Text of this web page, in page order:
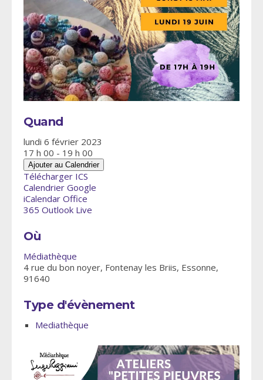
Quand
lundi 6 février 2023
17 h 00 - 19 h 00
Ajouter au Calendrier
Télécharger ICS
Calendrier Google
iCalendar Office
365 Outlook Live
Où
Médiathèque
4 rue du bon noyer, Fontenay les Briis, Essonne,
91640
Type d'évènement
Mediathèque